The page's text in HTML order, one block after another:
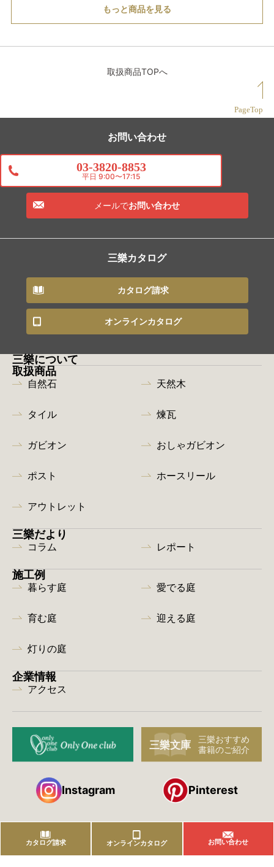
もっと商品を見る
取扱商品TOPへ
PageTop
お問い合わせ
03-3820-8853
平日 9:00〜17:15
メールでお問い合わせ
三樂カタログ
カタログ請求
オンラインカタログ
三樂について
取扱商品
自然石 天然木
タイル 煉瓦
ガビオン おしゃガビオン
ポスト ホースリール
アウトレット
三樂だより
コラム レポート
施工例
暮らす庭 愛でる庭
育む庭 迎える庭
灯りの庭
企業情報
アクセス
Instagram Pinterest
株式会社 三樂
カタログ請求 オンラインカタログ お問い合わせ